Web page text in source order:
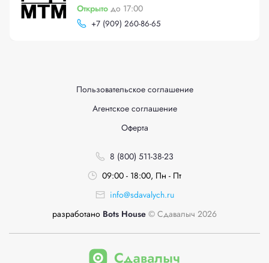
Открыто до 17:00
+7 (909) 260-86-65
Пользовательское соглашение
Агентское соглашение
Оферта
8 (800) 511-38-23
09:00 - 18:00, Пн - Пт
info@sdavalych.ru
разработано Bots House © Сдавалыч 2026